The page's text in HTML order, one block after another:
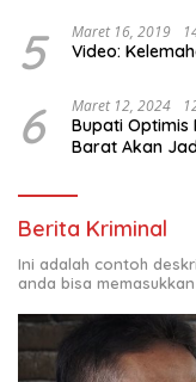
KELUAR KOTA
5 Maret 16, 2019
Video:
6 Maret 12, 2024
Bupati
Barat Akan
Berita Kriminal
Ini adalah contoh
anda bisa